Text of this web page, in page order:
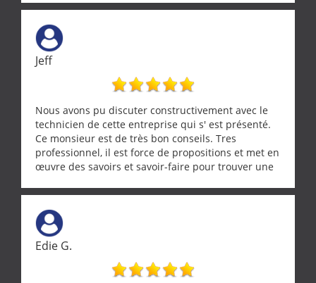
Jeff
Nous avons pu discuter constructivement avec le
technicien de cette entreprise qui s' est présenté.
Ce monsieur est de très bon conseils. Tres
professionnel, il est force de propositions et met en
œuvre des savoirs et savoir-faire pour trouver une
demande de l écoute et de la considération, ce qui
ne se trouve que chez les pationnés de leur métier.
Merci a ce monsieur pour sa disponibilité
Edie G.